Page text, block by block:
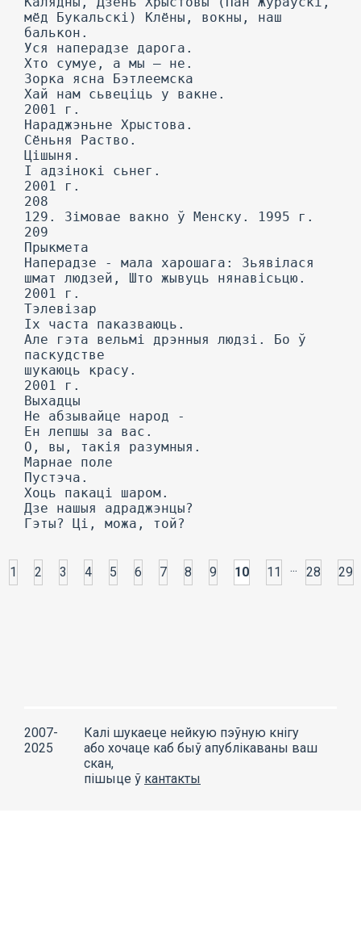
мёд Букальскі) Клёны, вокны, наш
балькон.
Уся наперадзе дарога.
Хто сумуе, а мы — не.
Зорка ясна Бэтлеемска
Хай нам сьвеціць у вакне.
2001 г.
Нараджэньне Хрыстова.
Сёньня Раство.
Цішыня.
I адзінокі сьнег.
2001 г.
208
129. Зімовае вакно ў Менску. 1995 г.
209
Прыкмета
Наперадзе - мала харошага: Зьявілася
шмат людзей, Што жывуць нянавісьцю.
2001 г.
Тэлевізар
Іх часта паказваюць.
Але гэта вельмі дрэнныя людзі. Бо ў
паскудстве
шукаюць красу.
2001 г.
Выхадцы
He абзывайце народ -
Ен лепшы за вас.
О, вы, такія разумныя.
Марнае поле
Пустэча.
Хоць пакаці шаром.
Дзе нашыя адраджэнцы?
Гэты? Ці, можа, той?
1 2 3 4 5 6 7 8 9 10 11 ... 28 29
2007-
2025
Калі шукаеце нейкую пэўную кнігу
або хочаце каб быў апублікаваны ваш
скан,
пішыце ў кантакты